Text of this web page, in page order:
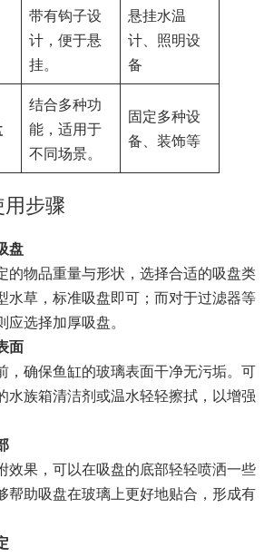
带有钩子设
计，便于悬
挂。
悬挂水温
计、照明设
备
结合多种功
能，适用于
不同场景。
固定多种设
备、装饰等
步骤
盘
的物品重量与形状，选择合适的吸盘类
水草，标准吸盘即可；而对于过滤器等
应选择加厚吸盘。
面
，确保鱼缸的玻璃表面干净无污垢。可
水族箱清洁剂或温水轻轻擦拭，以增强
效果，可以在吸盘的底部轻轻喷洒一些
帮助吸盘在玻璃上更好地贴合，形成有